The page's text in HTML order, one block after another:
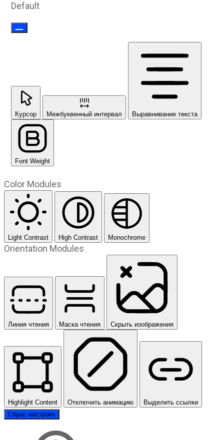
Default
Курсор Межбуквенный интервал Выравнивание текста
Font Weight
Color Modules
Light Contrast High Contrast Monochrome
Orientation Modules
Линия чтения Маска чтения Скрыть изображения
Highlight Content Отключить анимацию
Выделить ссылки
Сброс настроек